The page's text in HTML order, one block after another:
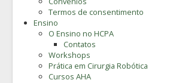
Termos de consentimento
Ensino
O Ensino no HCPA
Contatos
Workshops
Prática em Cirurgia Robótica
Cursos AHA